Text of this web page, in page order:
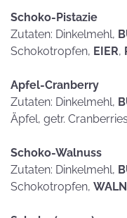
Schoko-Pistazie
Zutaten: Dinkelmehl,
Schokotropfen, EIER,
Apfel-Cranberry
Zutaten: Dinkelmehl,
Äpfel, getr.
Schoko-Walnuss
Zutaten: Dinkelmehl,
Schokotropfen,